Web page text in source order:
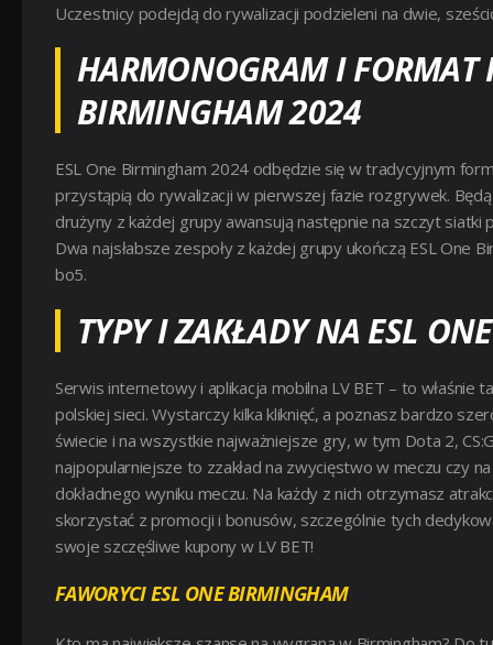
Uczestnicy podejdą do rywalizacji podzieleni na dwie,
HARMONOGRAM I FORMAT
BIRMINGHAM 2024
ESL One Birmingham 2024 odbędzie się w tradycyjnym
przystąpią do rywalizacji w pierwszej fazie rozgrywek.
drużyny z każdej grupy awansują następnie na szczyt
Dwa najsłabsze zespoły z każdej grupy ukończą ESL One
bo5.
TYPY I ZAKŁADY NA ESL
Serwis internetowy i aplikacja mobilna LV BET – to
polskiej sieci. Wystarczy kilka kliknięć, a poznasz bardzo
świecie i na wszystkie najważniejsze gry, w tym Dota 2,
najpopularniejsze to zzakład na zwycięstwo w meczu czy
dokładnego wyniku meczu. Na każdy z nich otrzymasz
skorzystać z promocji i bonusów, szczególnie tych
swoje szczęśliwe kupony w LV BET!
FAWORYCI ESL ONE BIRMINGHAM